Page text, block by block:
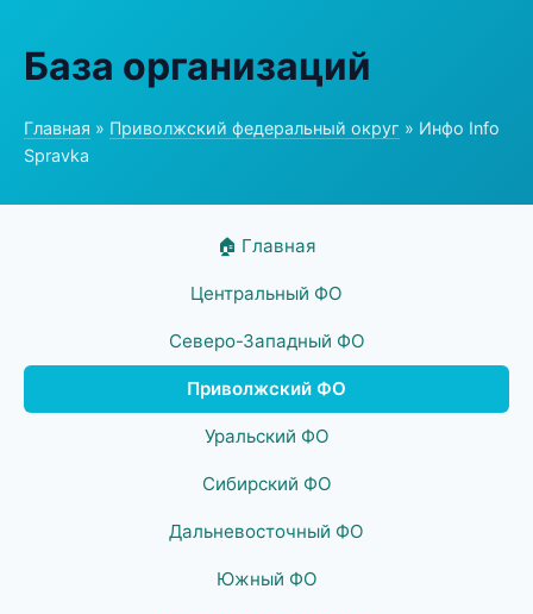
База организаций
Главная » Приволжский федеральный округ » Инфо Info
Spravka
🏠 Главная
Центральный ФО
Северо-Западный ФО
Приволжский ФО
Уральский ФО
Сибирский ФО
Дальневосточный ФО
Южный ФО